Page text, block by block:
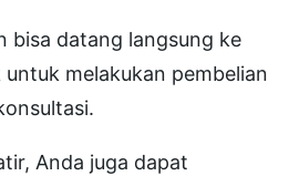
bisa datang langsung ke
melakukan pembelian
Anda juga dapat